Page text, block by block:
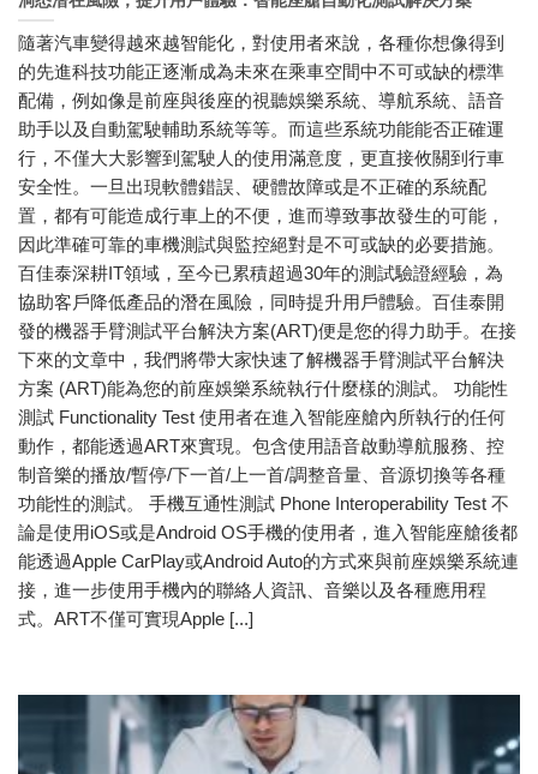
隨著汽車變得越來越智能化，對使用者來說，各種你想像得到
的先進科技功能正逐漸成為未來在乘車空間中不可或缺的標準
配備，例如像是前座與後座的視聽娛樂系統、導航系統、語音
助手以及自動駕駛輔助系統等等。而這些系統功能能否正確運
行，不僅大大影響到駕駛人的使用滿意度，更直接攸關到行車
安全性。一旦出現軟體錯誤、硬體故障或是不正確的系統配
置，都有可能造成行車上的不便，進而導致事故發生的可能，
因此準確可靠的車機測試與監控絕對是不可或缺的必要措施。
百佳泰深耕IT領域，至今已累積超過30年的測試驗證經驗，為
協助客戶降低產品的潛在風險，同時提升用戶體驗。百佳泰開
發的機器手臂測試平台解決方案(ART)便是您的得力助手。在接
下來的文章中，我們將帶大家快速了解機器手臂測試平台解決
方案 (ART)能為您的前座娛樂系統執行什麼樣的測試。 功能性
測試 Functionality Test 使用者在進入智能座艙內所執行的任何
動作，都能透過ART來實現。包含使用語音啟動導航服務、控
制音樂的播放/暫停/下一首/上一首/調整音量、音源切換等各種
功能性的測試。 手機互通性測試 Phone Interoperability Test 不
論是使用iOS或是Android OS手機的使用者，進入智能座艙後都
能透過Apple CarPlay或Android Auto的方式來與前座娛樂系統連
接，進一步使用手機內的聯絡人資訊、音樂以及各種應用程
式。ART不僅可實現Apple [...]